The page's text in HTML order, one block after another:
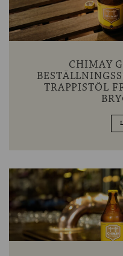
CHIMAY
TRAPPISTÖL